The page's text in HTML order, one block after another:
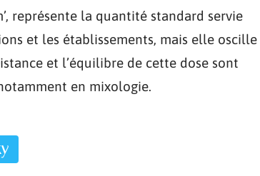
représente la quantité standard servie
et les établissements, mais elle oscille
et l’équilibre de cette dose sont
en mixologie.